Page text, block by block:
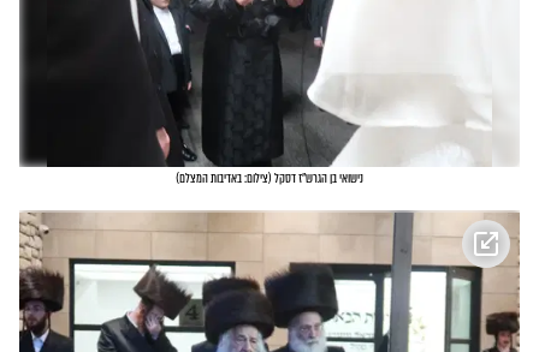
נישואי בן הגרש"ז דסקל (צילום: באדיבות המצלם)